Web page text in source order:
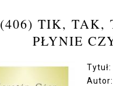
(406) TIK, TAK,
PŁYNIE
Tytuł: